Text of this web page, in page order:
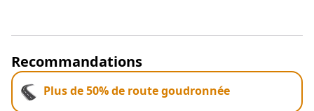
Recommandations
Plus de 50% de route goudronnée